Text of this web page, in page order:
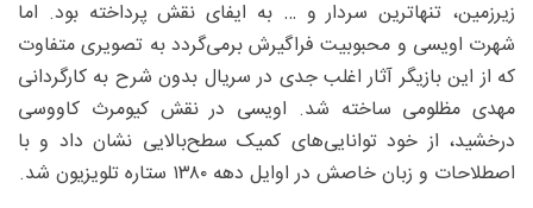
زیرزمین، تنهاترین سردار و … به ایفای نقش پرداخته بود. اما
شهرت اویسی و محبوبیت فراگیرش برمی‌گردد به تصویری متفاوت
که از این بازیگر آثار اغلب جدی در سریال بدون شرح به کارگردانی
مهدی مظلومی ساخته شد. اویسی در نقش کیومرث کاووسی
درخشید، از خود توانایی‌های کمیک سطح‌بالایی نشان داد و با
اصطلاحات و زبان خاصش در اوایل دهه ۱۳۸۰ ستاره تلویزیون شد.